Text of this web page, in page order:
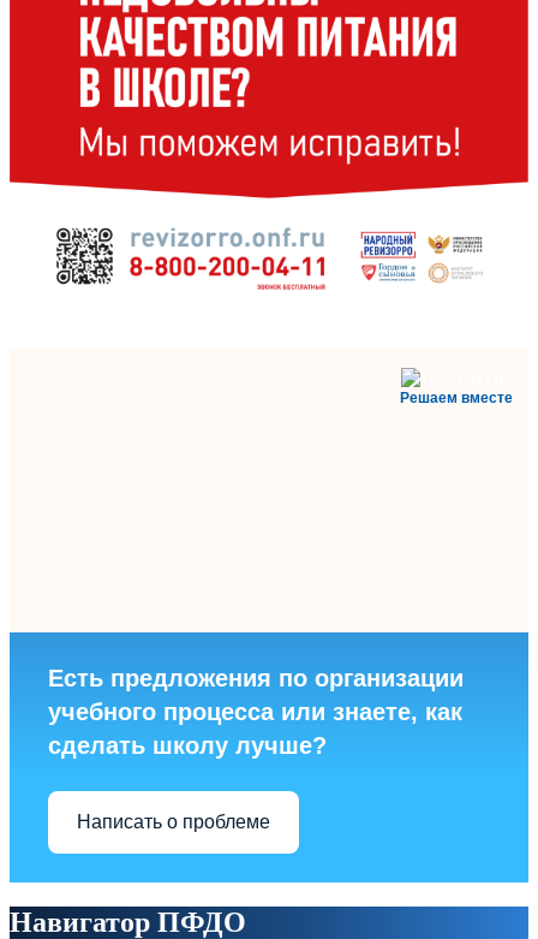
Решаем вместе
Есть предложения по организации
учебного процесса или знаете, как
сделать школу лучше?
Написать о проблеме
Навигатор ПФДО